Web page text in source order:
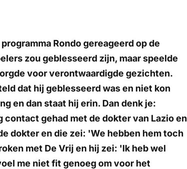
Rondo gereageerd op de
zou geblesseerd zijn, maar speelde
voor verontwaardigde gezichten.
dat hij geblesseerd was en niet kon
en dan staat hij erin. Dan denk je:
gehad met de dokter van Lazio en
dokter en die zei: 'We hebben hem toch
met De Vrij en hij zei: 'Ik heb wel
me niet fit genoeg om voor het